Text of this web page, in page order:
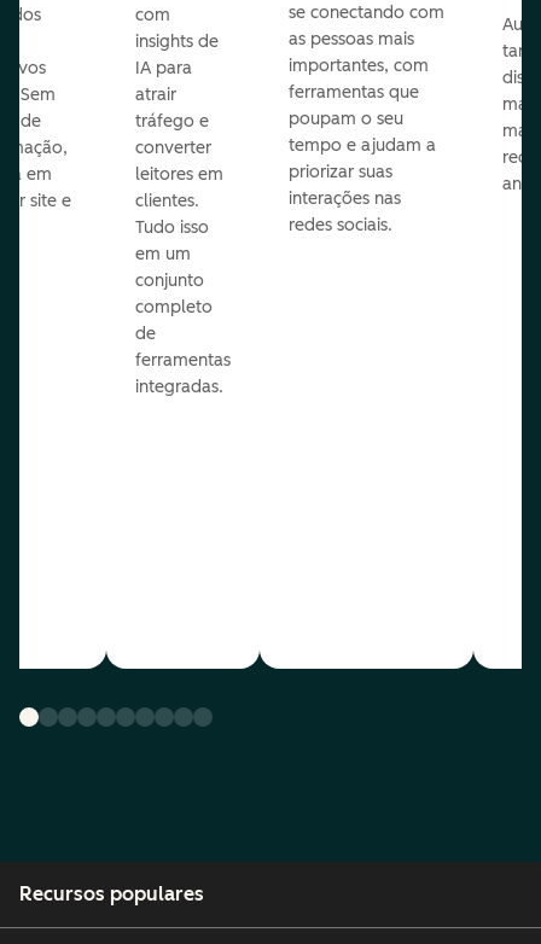
Sem
de
em
site e
com
insights de
IA para
atrair
tráfego e
converter
leitores em
clientes.
Tudo isso
em um
conjunto
completo
de
ferramentas
integradas.
se conectando com
as pessoas mais
importantes, com
ferramentas que
poupam o seu
tempo e ajudam a
priorizar suas
interações nas
redes sociais.
mail
Recursos populares